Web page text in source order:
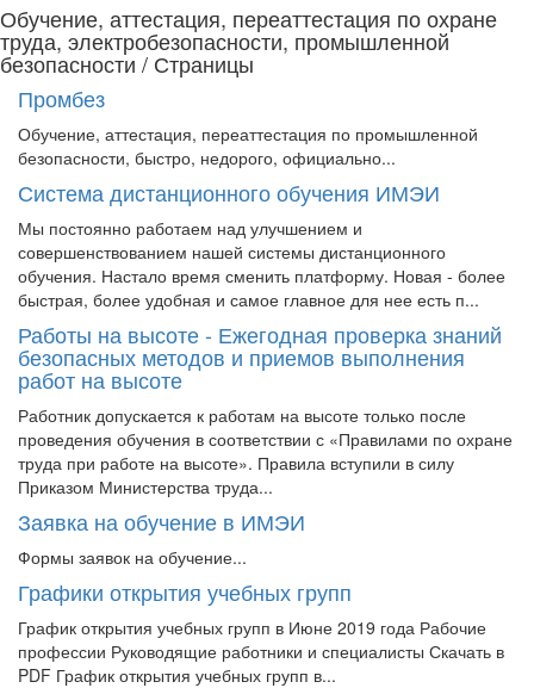
Обучение, аттестация, переаттестация по охране
труда, электробезопасности, промышленной
безопасности / Страницы
Промбез
Обучение, аттестация, переаттестация по промышленной
безопасности, быстро, недорого, официально...
Система дистанционного обучения ИМЭИ
Мы постоянно работаем над улучшением и
совершенствованием нашей системы дистанционного
обучения. Настало время сменить платформу. Новая - более
быстрая, более удобная и самое главное для нее есть п...
Работы на высоте - Ежегодная проверка знаний
безопасных методов и приемов выполнения
работ на высоте
Работник допускается к работам на высоте только после
проведения обучения в соответствии с «Правилами по охране
труда при работе на высоте». Правила вступили в силу
Приказом Министерства труда...
Заявка на обучение в ИМЭИ
Формы заявок на обучение...
Графики открытия учебных групп
График открытия учебных групп в Июне 2019 года Рабочие
профессии Руководящие работники и специалисты Скачать в
PDF График открытия учебных групп в...